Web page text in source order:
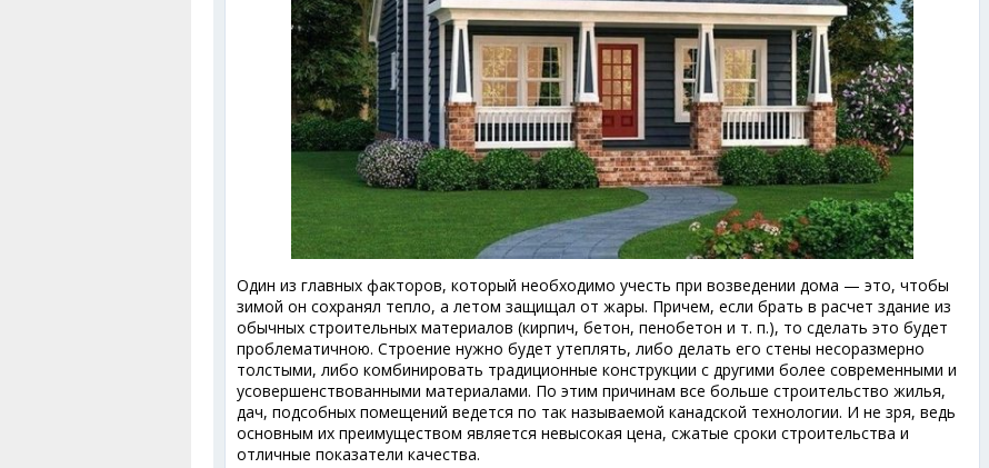
Один из главных факторов, который необходимо учесть при возведении дома — это, чтобы
зимой он сохранял тепло, а летом защищал от жары. Причем, если брать в расчет здание из
обычных строительных материалов (кирпич, бетон, пенобетон и т. п.), то сделать это будет
проблематичною. Строение нужно будет утеплять, либо делать его стены несоразмерно
толстыми, либо комбинировать традиционные конструкции с другими более современными и
усовершенствованными материалами. По этим причинам все больше строительство жилья,
дач, подсобных помещений ведется по так называемой канадской технологии. И не зря, ведь
основным их преимуществом является невысокая цена, сжатые сроки строительства и
отличные показатели качества.